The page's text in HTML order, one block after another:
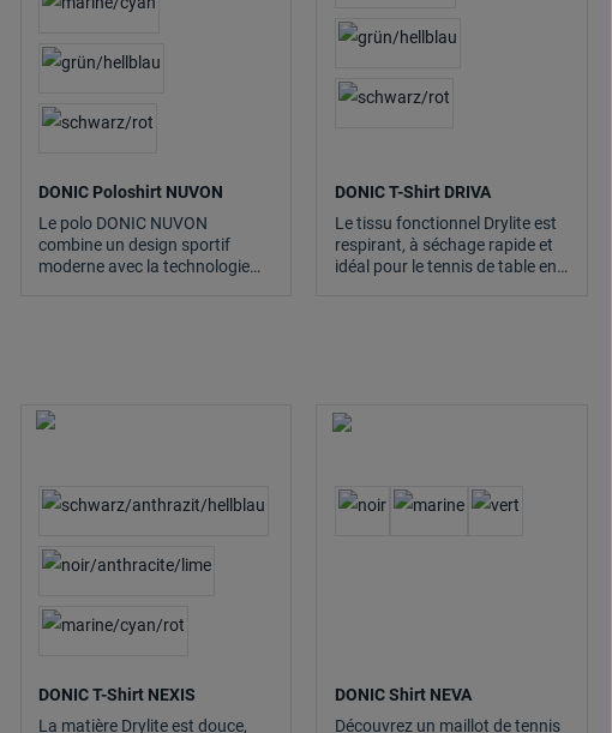
DONIC Poloshirt NUVON
Le polo DONIC NUVON
combine un design sportif
moderne avec la technologie
DONIC T-Shirt DRIVA
Le tissu fonctionnel Drylite est
respirant, à séchage rapide et
idéal pour le tennis de table en
DONIC T-Shirt NEXIS
La matière Drylite est douce,
DONIC Shirt NEVA
Découvrez un maillot de tennis